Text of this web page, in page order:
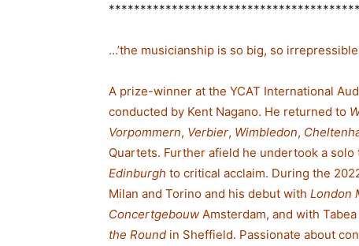
****************************************
…’the musicianship is so big, so
A prize-winner at the YCAT International
conducted by Kent Nagano. He returned to
Vorpommern, Verbier, Wimbledon,
Quartets. Further afield he undertook a solo
Edinburgh to critical acclaim. During the
Milan and Torino and his debut with London
Concertgebouw Amsterdam, and with
the Round in Sheffield. Passionate about